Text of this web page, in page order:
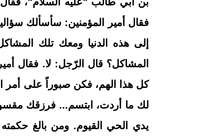
فقال أمير المؤمنين: سأسألك
إلى هذه الدنيا ومعك تلك
المشاكل؟ قال الرّجل: لا. فقال
كل هذا الهم، فكن صبوراً على أمر
لك ما أردت، ابتسم... فرزقك
يدي الحي القيوم. ومن بالغ